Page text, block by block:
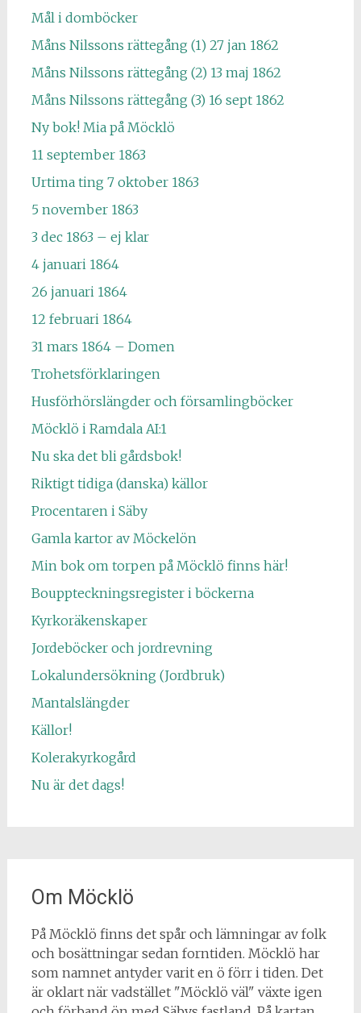
Mål i domböcker
Måns Nilssons rättegång (1) 27 jan 1862
Måns Nilssons rättegång (2) 13 maj 1862
Måns Nilssons rättegång (3) 16 sept 1862
Ny bok! Mia på Möcklö
11 september 1863
Urtima ting 7 oktober 1863
5 november 1863
3 dec 1863 – ej klar
4 januari 1864
26 januari 1864
12 februari 1864
31 mars 1864 – Domen
Trohetsförklaringen
Husförhörslängder och församlingböcker
Möcklö i Ramdala AI:1
Nu ska det bli gårdsbok!
Riktigt tidiga (danska) källor
Procentaren i Säby
Gamla kartor av Möckelön
Min bok om torpen på Möcklö finns här!
Bouppteckningsregister i böckerna
Kyrkoräkenskaper
Jordeböcker och jordrevning
Lokalundersökning (Jordbruk)
Mantalslängder
Källor!
Kolerakyrkogård
Nu är det dags!
Om Möcklö
På Möcklö finns det spår och lämningar av folk
och bosättningar sedan forntiden. Möcklö har
som namnet antyder varit en ö förr i tiden. Det
är oklart när vadstället "Möcklö väl" växte igen